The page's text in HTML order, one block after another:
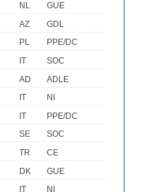
NL
GUE
AZ
GDL
PL
PPE/DC
IT
SOC
AD
ADLE
IT
NI
IT
PPE/DC
SE
SOC
TR
CE
DK
GUE
IT NI